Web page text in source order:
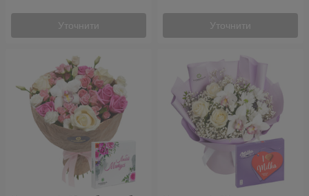
Уточнити Уточнити